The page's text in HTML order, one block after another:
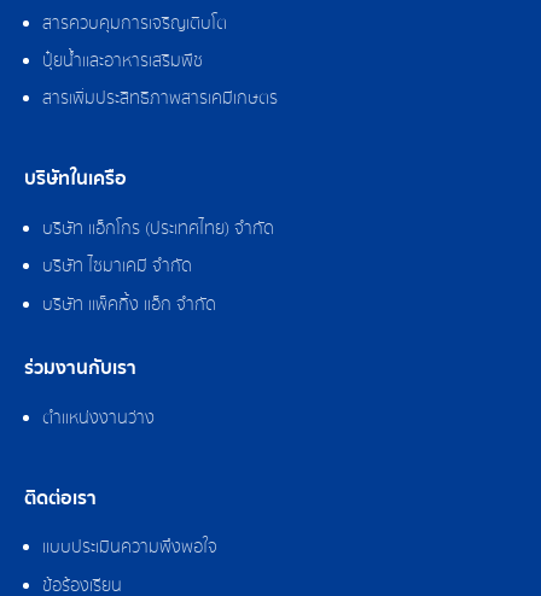
สารควบคุมการเจริญเติบโต
ปุ๋ยน้ำและอาหารเสริมพืช
สารเพิ่มประสิทธิภาพสารเคมีเกษตร
บริษัทในเครือ
บริษัท แอ็กโกร (ประเทศไทย) จำกัด
บริษัท ไซมาเคมี จำกัด
บริษัท แพ็คกิ้ง แอ็ก จำกัด
ร่วมงานกับเรา
ตำแหน่งงานว่าง
ติดต่อเรา
แบบประเมินความพึงพอใจ
ข้อร้องเรียน